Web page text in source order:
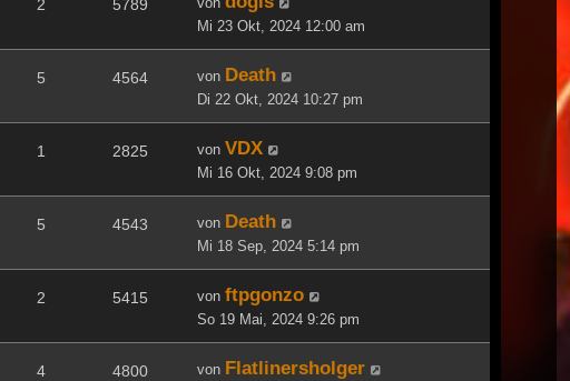
2 5789
Mi 23 Okt, 2024 12:00 am
5 4564 von Death
Di 22 Okt, 2024 10:27 pm
1 2825 von VDX
Mi 16 Okt, 2024 9:08 pm
5 4543 von Death
Mi 18 Sep, 2024 5:14 pm
2 5415 von ftpgonzo
So 19 Mai, 2024 9:26 pm
4 4800 von Flatlinersholger